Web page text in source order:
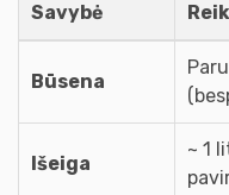
Savybė
Būsena
Išeiga
~ 1